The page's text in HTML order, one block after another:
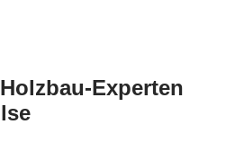
Experten